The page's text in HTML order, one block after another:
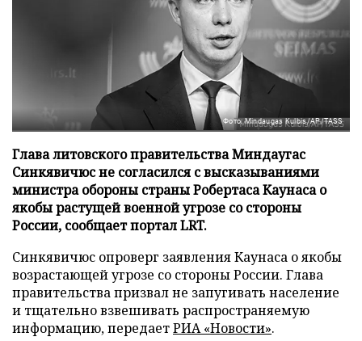
Фото: Mindaugas Kulbis/AP/TASS
Глава литовского правительства Миндаугас
Синкявичюс не согласился с высказываниями
министра обороны страны Робертаса Каунаса о
якобы растущей военной угрозе со стороны
России, сообщает портал LRT.
Синкявичюс опроверг заявления Каунаса о якобы
возрастающей угрозе со стороны России. Глава
правительства призвал не запугивать население
и тщательно взвешивать распространяемую
информацию, передаетРИА «Новости».